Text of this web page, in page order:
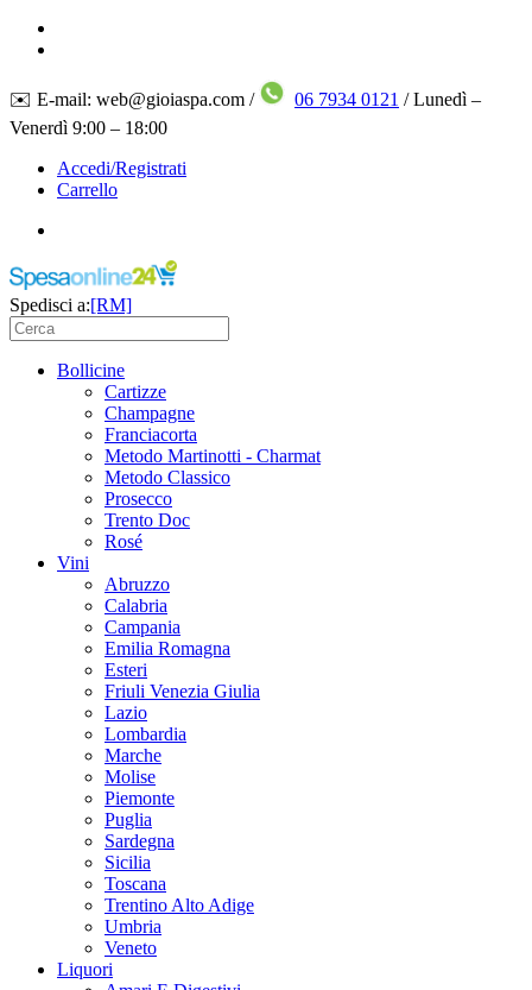
✉️ E-mail: web@gioiaspa.com / 06 7934 0121 / Lunedì –
Venerdì 9:00 – 18:00
Accedi/Registrati
Carrello
Spedisci a:[RM]
Bollicine
Cartizze
Champagne
Franciacorta
Metodo Martinotti - Charmat
Metodo Classico
Prosecco
Trento Doc
Rosé
Vini
Abruzzo
Calabria
Campania
Emilia Romagna
Esteri
Friuli Venezia Giulia
Lazio
Lombardia
Marche
Molise
Piemonte
Puglia
Sardegna
Sicilia
Toscana
Trentino Alto Adige
Umbria
Veneto
Liquori